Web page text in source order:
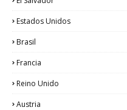
Estados Unidos
Brasil
Francia
Reino Unido
Austria